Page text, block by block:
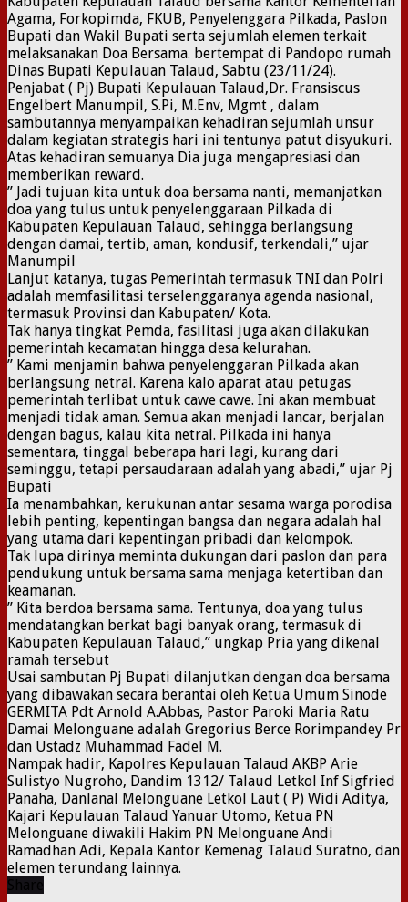
Agama, Forkopimda, FKUB, Penyelenggara Pilkada, Paslon
Bupati dan Wakil Bupati serta sejumlah elemen terkait
melaksanakan Doa Bersama. bertempat di Pandopo rumah
Dinas Bupati Kepulauan Talaud, Sabtu (23/11/24).
Penjabat ( Pj) Bupati Kepulauan Talaud,Dr. Fransiscus
Engelbert Manumpil, S.Pi, M.Env, Mgmt , dalam
sambutannya menyampaikan kehadiran sejumlah unsur
dalam kegiatan strategis hari ini tentunya patut disyukuri.
Atas kehadiran semuanya Dia juga mengapresiasi dan
memberikan reward.
” Jadi tujuan kita untuk doa bersama nanti, memanjatkan
doa yang tulus untuk penyelenggaraan Pilkada di
Kabupaten Kepulauan Talaud, sehingga berlangsung
dengan damai, tertib, aman, kondusif, terkendali,” ujar
Manumpil
Lanjut katanya, tugas Pemerintah termasuk TNI dan Polri
adalah memfasilitasi terselenggaranya agenda nasional,
termasuk Provinsi dan Kabupaten/ Kota.
Tak hanya tingkat Pemda, fasilitasi juga akan dilakukan
pemerintah kecamatan hingga desa kelurahan.
” Kami menjamin bahwa penyelenggaran Pilkada akan
berlangsung netral. Karena kalo aparat atau petugas
pemerintah terlibat untuk cawe cawe. Ini akan membuat
menjadi tidak aman. Semua akan menjadi lancar, berjalan
dengan bagus, kalau kita netral. Pilkada ini hanya
sementara, tinggal beberapa hari lagi, kurang dari
seminggu, tetapi persaudaraan adalah yang abadi,” ujar Pj
Bupati
Ia menambahkan, kerukunan antar sesama warga porodisa
lebih penting, kepentingan bangsa dan negara adalah hal
yang utama dari kepentingan pribadi dan kelompok.
Tak lupa dirinya meminta dukungan dari paslon dan para
pendukung untuk bersama sama menjaga ketertiban dan
keamanan.
” Kita berdoa bersama sama. Tentunya, doa yang tulus
mendatangkan berkat bagi banyak orang, termasuk di
Kabupaten Kepulauan Talaud,” ungkap Pria yang dikenal
ramah tersebut
Usai sambutan Pj Bupati dilanjutkan dengan doa bersama
yang dibawakan secara berantai oleh Ketua Umum Sinode
GERMITA Pdt Arnold A.Abbas, Pastor Paroki Maria Ratu
Damai Melonguane adalah Gregorius Berce Rorimpandey Pr
dan Ustadz Muhammad Fadel M.
Nampak hadir, Kapolres Kepulauan Talaud AKBP Arie
Sulistyo Nugroho, Dandim 1312/ Talaud Letkol Inf Sigfried
Panaha, Danlanal Melonguane Letkol Laut ( P) Widi Aditya,
Kajari Kepulauan Talaud Yanuar Utomo, Ketua PN
Melonguane diwakili Hakim PN Melonguane Andi
Ramadhan Adi, Kepala Kantor Kemenag Talaud Suratno, dan
elemen terundang lainnya.